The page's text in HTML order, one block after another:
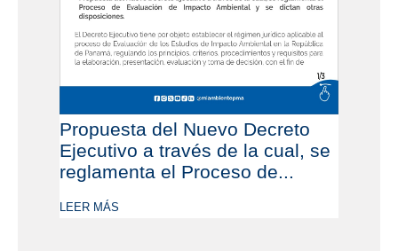
Propuesta del Nuevo Decreto
Ejecutivo a través de la cual, se
reglamenta el Proceso de...
LEER MÁS